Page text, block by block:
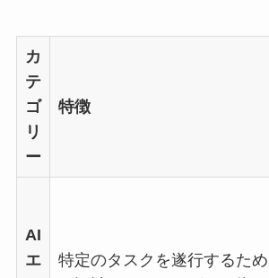
カ
テ
ゴ
リ
ー
特徴
AI
エ
特定のタスクを遂行するため